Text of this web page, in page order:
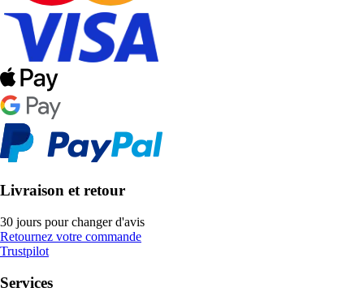
Livraison et retour
30 jours pour changer d'avis
Retournez votre commande
Trustpilot
Services